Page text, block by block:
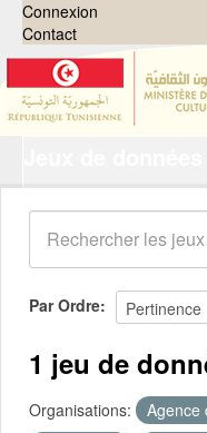
Connexion
Contact
Organisations
Groupes
Demandes 0
À propos
Par Ordre
1 jeu de
Organisations:
Agence